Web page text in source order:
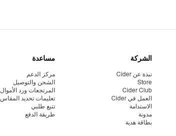
الشركة
نبذة عن Cider
Store
Cider Club
العمل في Cider
الاستدامة
مدونة
بطاقة هدية
مساعدة
مركز الدعم
الشحن والتوصيل
المرتجعات ورد الأموال
تعليمات تحديد المقاس
تتبع طلبي
طريقة الدفع